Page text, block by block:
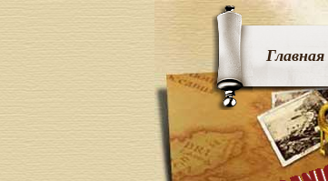
Главная